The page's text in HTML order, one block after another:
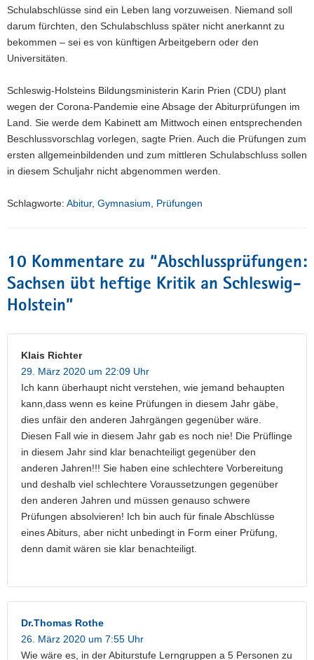
Schulabschlüsse sind ein Leben lang vorzuweisen. Niemand soll
darum fürchten, den Schulabschluss später nicht anerkannt zu
bekommen – sei es von künftigen Arbeitgebern oder den
Universitäten.
Schleswig-Holsteins Bildungsministerin Karin Prien (CDU) plant
wegen der Corona-Pandemie eine Absage der Abiturprüfungen im
Land. Sie werde dem Kabinett am Mittwoch einen entsprechenden
Beschlussvorschlag vorlegen, sagte Prien. Auch die Prüfungen zum
ersten allgemeinbildenden und zum mittleren Schulabschluss sollen
in diesem Schuljahr nicht abgenommen werden.
Schlagworte: Abitur, Gymnasium Prüfungen
10 Kommentare zu “Abschlussprüfungen:
Sachsen übt heftige Kritik an Schleswig-
Holstein”
Klais Richter
29. März 2020 um 22:09 Uhr
Ich kann überhaupt nicht verstehen, wie jemand behaupten
kann,dass wenn es keine Prüfungen in diesem Jahr gäbe,
dies unfäir den anderen Jahrgängen gegenüber wäre.
Diesen Fall wie in diesem Jahr gab es noch nie! Die Prüflinge
in diesem Jahr sind klar benachteiligt gegenüber den
anderen Jahren!!! Sie haben eine schlechtere Vorbereitung
und deshalb viel schlechtere Voraussetzungen gegenüber
den anderen Jahren und müssen genauso schwere
Prüfungen absolvieren! Ich bin auch für finale Abschlüsse
eines Abiturs, aber nicht unbedingt in Form einer Prüfung,
denn damit wären sie klar benachteiligt.
Dr.Thomas Rothe
26. März 2020 um 7:55 Uhr
Wie wäre es, in der Abiturstufe Lerngruppen a 5 Personen zu